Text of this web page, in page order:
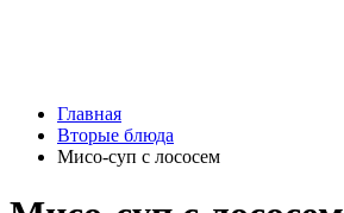
Главная
Вторые блюда
Мисо-суп с лососем